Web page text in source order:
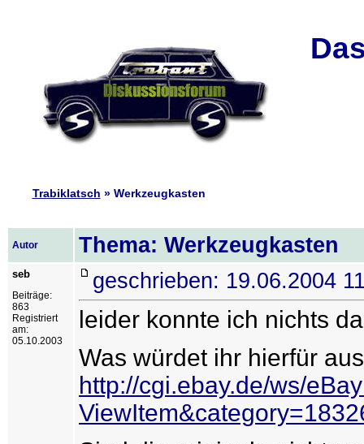
Trabiklatsch » Werkzeugkasten
Autor Thema: Werkzeugkasten
seb
Beiträge:
863
Registriert
am:
05.10.2003
geschrieben: 19.06.2004
leider konnte ich nichts
Was würdet ihr hierfür
http://cgi.ebay.de/ws/